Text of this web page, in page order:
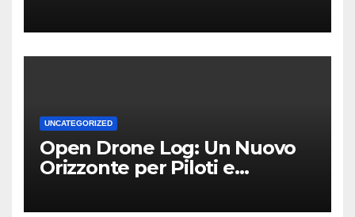
UNCATEGORIZED
Open Drone Log: Un Nuovo
Orizzonte per Piloti e